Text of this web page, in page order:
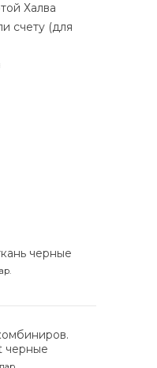
Халва
счету (для
черные
черные